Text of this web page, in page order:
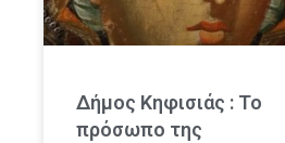
Δήμος Κηφισιάς : Το
πρόσωπο της